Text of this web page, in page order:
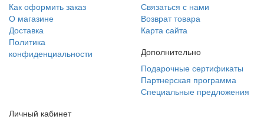
Как оформить заказ
О магазине
Доставка
Политика
конфиденциальности
Связаться с нами
Возврат товара
Карта сайта
Дополнительно
Подарочные сертификаты
Партнерская программа
Специальные предложения
Личный кабинет